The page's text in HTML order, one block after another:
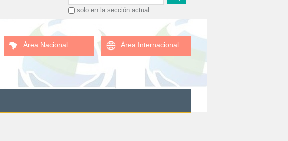
solo en la sección actual
Área Nacional Área Internacional